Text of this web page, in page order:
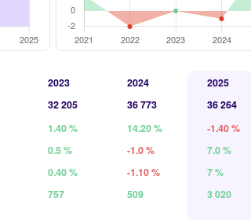
2023 2024
2025
32 205 36 773
36 264
1.40 % 14.20 %
-1.40 %
0.5 % -1.0 %
7.0 %
0.40 % -1.10 %
7 %
757 509 3 020